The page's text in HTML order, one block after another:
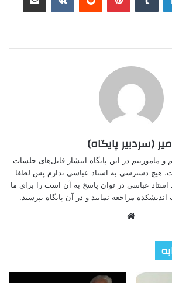
(سردبیر پایگاه)
و ماموریتم در این پایگاه انتشار فایل‌های جلسات
هیچ دسترسی به استاد عباسی ندارم پس لطفا
عباسی در توان پاسخ به آن است را برای ما
مراجعه نمایید و در آن پایگاه بپرسید.